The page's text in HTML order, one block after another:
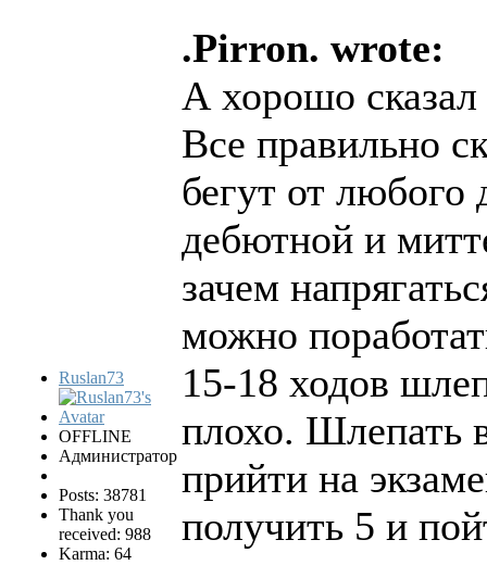
Ruslan73
OFFLINE
Администратор
Posts: 38781
Thank you
received: 988
Karma: 64
.Pirron. wrote:
А хорошо сказал
Все правильно
бегут от
дебютной и
зачем
можно
15-18 ходов
плохо. Шлепать
прийти на
получить 5 и